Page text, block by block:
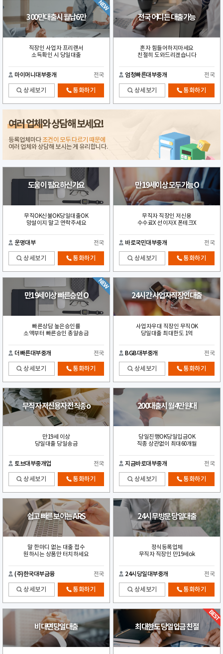
300만대출시 월납6만
직장인 사업자 프리랜서
소득확인 시 당일대출
마이머니대부중개 전국
상세보기 통화하기
전국 어디든 대출가능
혼자 힘들어하지마세요
친절히 도와드리겠습니다
엄청빠른대부중개 전국
상세보기 통화하기
여러 업체와 상담해 보세요!
등록업체마다조건이 모두 다르기 때문에
여러 업체와 상담해 보시는 게 유리합니다.
도움이 필요하신가요
무직OK신불OK당일대출OK
망설이지 말고 연락주세요
운명대부 전국
상세보기 통화하기
만 19세이상 모두가능O
무직자 직장인 저신용
수수료X 선이자X 폰테크X
바로국민대부중개 전국
상세보기 통화하기
만19세이상 빠른승인 O
빠른상담 높은승인률
소액부터 빠른승인 총알송금
더빠른대부중개 전국
상세보기 통화하기
24시간 사업자직장인대출
사업자우대 직장인 무직OK
당일대출 최대한도 1억
BGB대부중개 전국
상세보기 통화하기
무직자 저신용자 전직종o
만19세 이상
당일대출 당일송금
토브대부중개업 전국
상세보기 통화하기
200대출시 월4만원대
당일진행OK당일입금OK
직종 상관없이 최대60개월
지금바로대부중개 전국
상세보기 통화하기
쉽고 빠른 보이는 ARS
말 한마디 없는 대출 접수
원하시는 상품만 터치하세요
(주)한국대부금융 전국
상세보기 통화하기
24시 무방문 당일대출
정식등록업체
무직자 직장인 만19세ok
24시당일대부중개 전국
상세보기 통화하기
비대면당일대출 최대한도 당일입금 친절